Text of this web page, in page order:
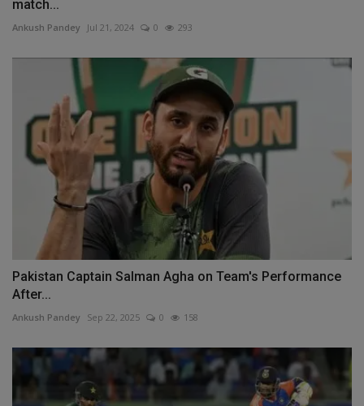
match...
Ankush Pandey Jul 21, 2024 0 293
Pakistan Captain Salman Agha on Team's Performance
After...
Ankush Pandey Sep 22, 2025 0 158